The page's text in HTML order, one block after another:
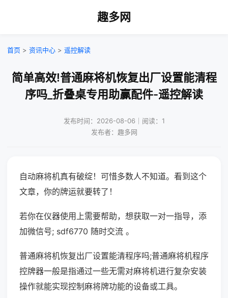
趣多网
首页 > 资讯中心 > 遥控解读
简单高效!普通麻将机恢复出厂设置能清程
序吗_折叠桌专用助赢配件-遥控解读
发布时间：2026-08-06｜阅读：1
发布者：趣多网
自动麻将机真有破绽！可惜多数人不知道。看到这个
文章，你的牌运就要转了！
若你在仪器使用上需要帮助，想获取一对一指导，添
加微信号; sdf6770 随时交流 。
普通麻将机恢复出厂设置能清程序吗;普通麻将机程序
控牌器一般是指通过一些无需对麻将机进行复杂安装
操作就能实现控制麻将牌功能的设备或工具。